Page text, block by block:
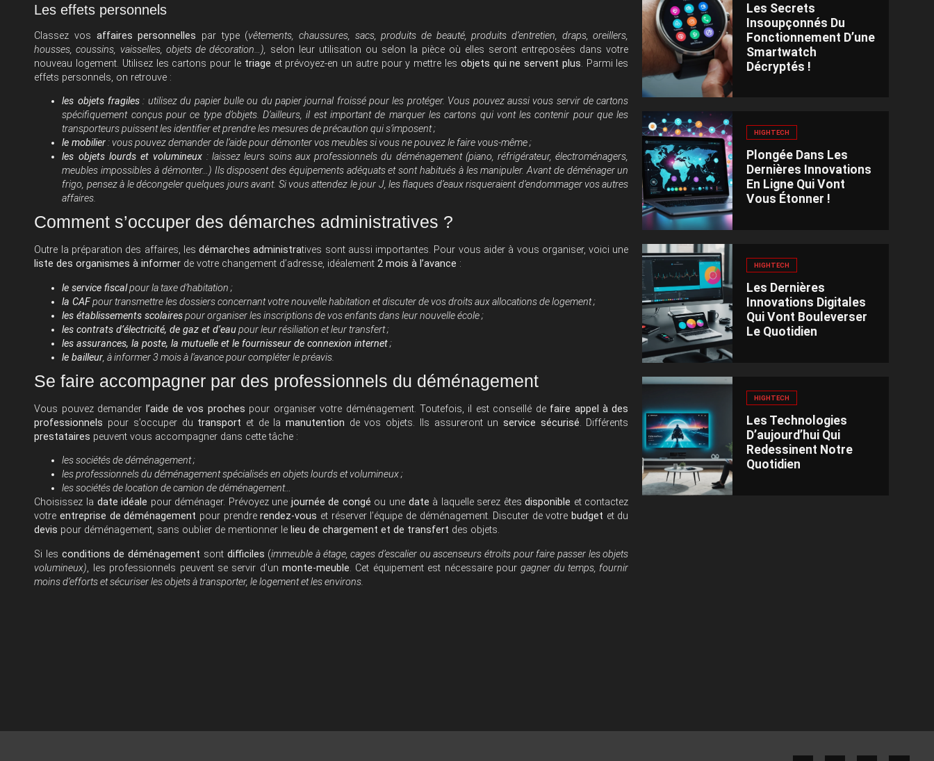
Les effets personnels
Classez vos affaires personnelles par type (vêtements, chaussures, sacs, produits de beauté, produits d’entretien, draps, oreillers,
housses, coussins, vaisselles, objets de décoration…), selon leur utilisation ou selon la pièce où elles seront entreposées dans votre
nouveau logement. Utilisez les cartons pour le triage et prévoyez-en un autre pour y mettre les objets qui ne servent plus. Parmi les
effets personnels, on retrouve :
les objets fragiles : utilisez du papier bulle ou du papier journal froissé pour les protéger. Vous pouvez aussi vous servir de cartons
spécifiquement conçus pour ce type d’objets. D’ailleurs, il est important de marquer les cartons qui vont les contenir pour que les
transporteurs puissent les identifier et prendre les mesures de précaution qui s’imposent ;
le mobilier: vous pouvez demander de l’aide pour démonter vos meubles si vous ne pouvez le faire vous-même ;
les objets lourds et volumineux : laissez leurs soins aux professionnels du déménagement (piano, réfrigérateur, électroménagers,
meubles impossibles à démonter…) Ils disposent des équipements adéquats et sont habitués à les manipuler. Avant de déménager un
frigo, pensez à le décongeler quelques jours avant. Si vous attendez le jour J, les flaques d’eaux risqueraient d’endommager vos autres
affaires.
Comment s’occuper des démarches administratives ?
Outre la préparation des affaires, lesdémarches administratives sont aussi importantes. Pour vous aider à vous organiser, voici une
liste des organismes à informer de votre changement d’adresse, idéalement2 mois à l’avance :
le service fiscalpour la taxe d’habitation ;
la CAFpour transmettre les dossiers concernant votre nouvelle habitation et discuter de vos droits aux allocations de logement ;
les établissements scolairespour organiser les inscriptions de vos enfants dans leur nouvelle école ;
les contrats d’électricité, de gaz et d’eaupour leur résiliation et leur transfert ;
les assurances, la poste, la mutuelle et le fournisseur de connexion internet;
le bailleur, à informer 3 mois à l’avance pour compléter le préavis.
Se faire accompagner par des professionnels du déménagement
Vous pouvez demander l’aide de vos proches pour organiser votre déménagement. Toutefois, il est conseillé de faire appel à des
professionnels pour s’occuper du transport et de lamanutention de vos objets. Ils assureront unservice sécurisé. Différents
prestataires peuvent vous accompagner dans cette tâche :
les sociétés de déménagement ;
les professionnels du déménagement spécialisés en objets lourds et volumineux ;
les sociétés de location de camion de déménagement…
Choisissez la date idéale pour déménager. Prévoyez une journée de congé ou une date à laquelle serez êtesdisponible et contactez
votreentreprise de déménagement pour prendrerendez-vous et réserver l’équipe de déménagement. Discuter de votre budget et du
devis pour déménagement, sans oublier de mentionner le lieu de chargement et de transfert des objets.
Si les conditions de déménagement sont difficiles (immeuble à étage, cages d’escalier ou ascenseurs étroits pour faire passer les objets
volumineux), les professionnels peuvent se servir d’unmonte-meuble. Cet équipement est nécessaire pourgagner du temps, fournir
moins d’efforts et sécuriser les objets à transporter, le logement et les environs.
Les Secrets
Insoupçonnés Du
Fonctionnement D’une
Smartwatch
Décryptés !
HIGHTECH
Plongée Dans Les
Dernières Innovations
En Ligne Qui Vont
Vous Étonner !
HIGHTECH
Les Dernières
Innovations Digitales
Qui Vont Bouleverser
Le Quotidien
HIGHTECH
Les Technologies
D’aujourd’hui Qui
Redessinent Notre
Quotidien